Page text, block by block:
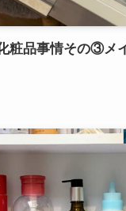
粧品事情その③メ